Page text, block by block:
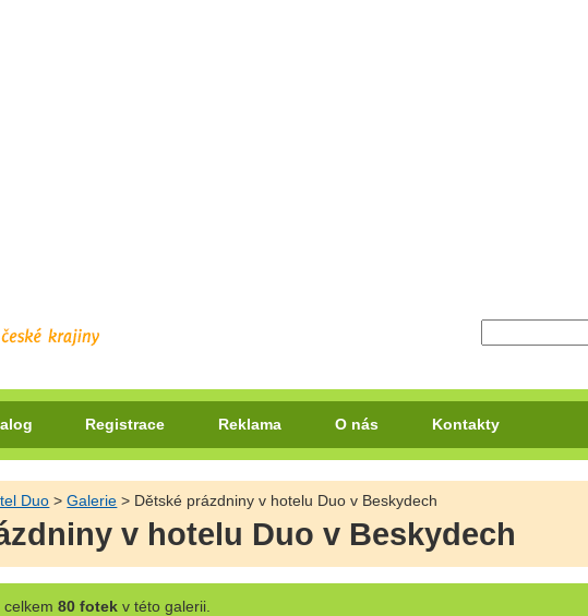
Registrace Reklama O nás Kontakty
Duo >Galerie > Dětské prázdniny v hotelu Duo v Beskydech
v hotelu Duo v Beskydech
celkem 80 fotekv této galerii.